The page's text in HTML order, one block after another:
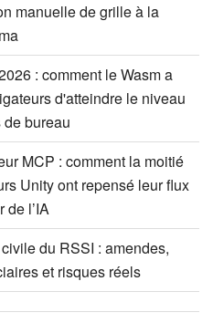
manuelle de grille à la
: comment le Wasm a
d'atteindre le niveau
bureau
MCP : comment la moitié
Unity ont repensé leur flux
de l’IA
du RSSI : amendes,
et risques réels